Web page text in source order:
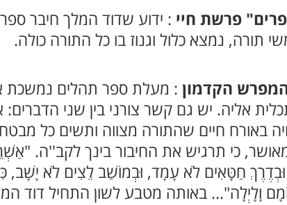
פרשת חיי : ידוע שדוד המלך חיבר
תורה, נמצא כלול וגנוז בו כל התורה כולה.
הקדמון : מעלת ספר תהלים נמשכת
אליה. יש גם קשר צורני בין שני
באורח חיים שהתורה מצווה ותשים כל
כי תרגיש את החיבור בינך לקב''ה.
חַטָּאִים לֹא עָמָד, וּבְמוֹשַׁב לֵצִים לֹא יָשָׁב,
וָלָיְלָה"... באותה מטבע לשון התחיל דוד